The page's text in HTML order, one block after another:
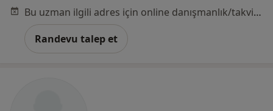
Bu uzman ilgili adres için online danışmanlık/takvim sunmuyor.
Randevu talep et